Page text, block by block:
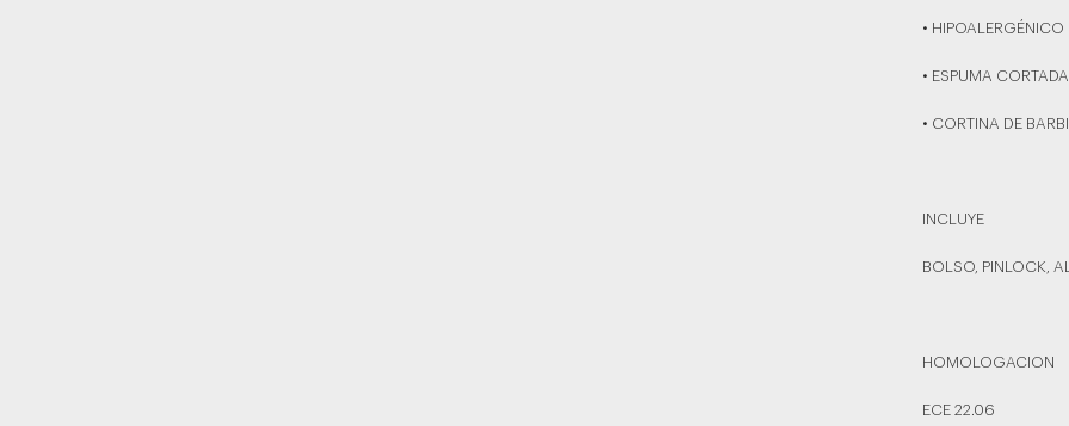
• HIPOALERGÉNICO
• ESPUMA
• CORTINA DE
INCLUYE
BOLSO, PINLOCK,
HOMOLOGACION
ECE 22.06